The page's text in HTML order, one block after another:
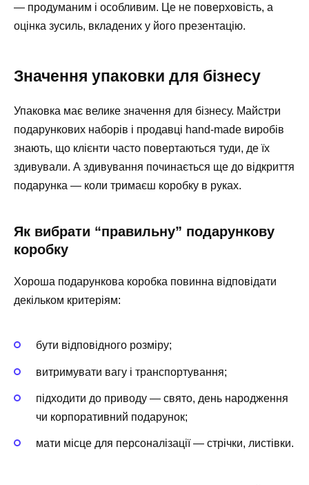
— продуманим і особливим. Це не поверховість, а
оцінка зусиль, вкладених у його презентацію.
Значення упаковки для бізнесу
Упаковка має велике значення для бізнесу. Майстри
подарункових наборів і продавці hand-made виробів
знають, що клієнти часто повертаються туди, де їх
здивували. А здивування починається ще до відкриття
подарунка — коли тримаєш коробку в руках.
Як вибрати “правильну” подарункову
коробку
Хороша подарункова коробка повинна відповідати
декільком критеріям:
бути відповідного розміру;
витримувати вагу і транспортування;
підходити до приводу — свято, день народження
чи корпоративний подарунок;
мати місце для персоналізації — стрічки, листівки.